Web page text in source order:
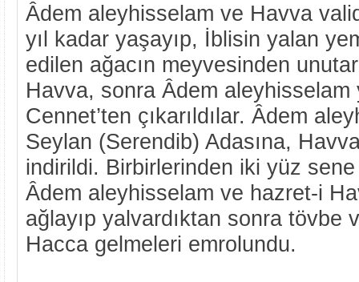
Âdem aleyhisselam ve Havva
yıl kadar yaşayıp, İblisin yalan
edilen ağacın meyvesinden
Havva, sonra Âdem aleyhisselam
Cennet’ten çıkarıldılar. Âdem
Seylan (Serendib) Adasına,
indirildi. Birbirlerinden iki yüz
Âdem aleyhisselam ve hazret-i
ağlayıp yalvardıktan sonra tövbe
Hacca gelmeleri emrolundu.